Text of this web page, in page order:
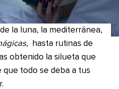
la luna, la mediterránea,
hasta rutinas de
obtenido la silueta que
todo se deba a tus